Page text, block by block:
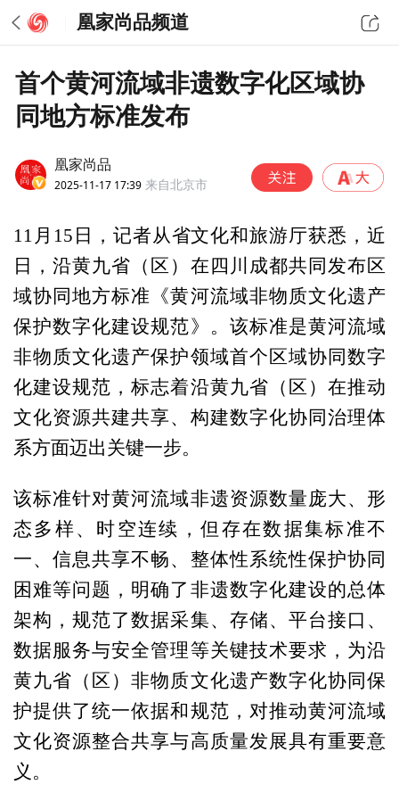
凰家尚品频道
首个黄河流域非遗数字化区域协
同地方标准发布
凰家尚品
2025-11-17 17:39 来自北京市
11月15日，记者从省文化和旅游厅获悉，近
日，沿黄九省（区）在四川成都共同发布区
域协同地方标准《黄河流域非物质文化遗产
保护数字化建设规范》。该标准是黄河流域
非物质文化遗产保护领域首个区域协同数字
化建设规范，标志着沿黄九省（区）在推动
文化资源共建共享、构建数字化协同治理体
系方面迈出关键一步。
该标准针对黄河流域非遗资源数量庞大、形
态多样、时空连续，但存在数据集标准不
一、信息共享不畅、整体性系统性保护协同
困难等问题，明确了非遗数字化建设的总体
架构，规范了数据采集、存储、平台接口、
数据服务与安全管理等关键技术要求，为沿
黄九省（区）非物质文化遗产数字化协同保
护提供了统一依据和规范，对推动黄河流域
文化资源整合共享与高质量发展具有重要意
义。